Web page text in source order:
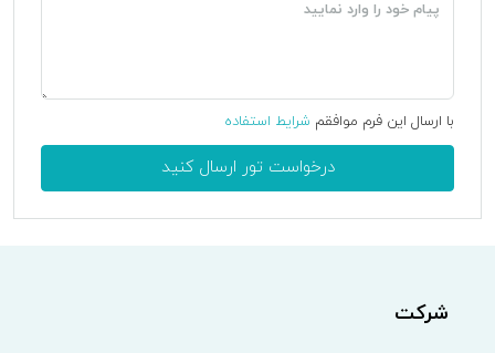
با ارسال این فرم موافقم شرایط استفاده
درخواست تور ارسال کنید
شرکت